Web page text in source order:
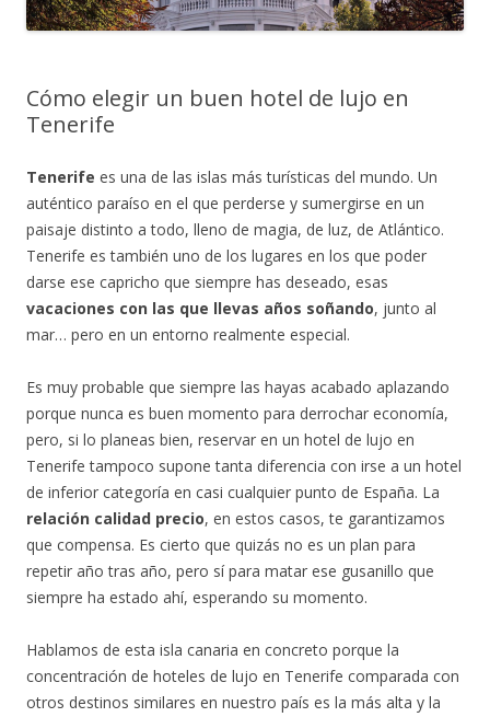
Cómo elegir un buen hotel de lujo en
Tenerife
Tenerife es una de las islas más turísticas del mundo. Un
auténtico paraíso en el que perderse y sumergirse en un
paisaje distinto a todo, lleno de magia, de luz, de Atlántico.
Tenerife es también uno de los lugares en los que poder
darse ese capricho que siempre has deseado, esas
vacaciones con las que llevas años soñando, junto al
mar… pero en un entorno realmente especial.
Es muy probable que siempre las hayas acabado aplazando
porque nunca es buen momento para derrochar economía,
pero, si lo planeas bien, reservar en un hotel de lujo en
Tenerife tampoco supone tanta diferencia con irse a un hotel
de inferior categoría en casi cualquier punto de España. La
relación calidad precio, en estos casos, te garantizamos
que compensa. Es cierto que quizás no es un plan para
repetir año tras año, pero sí para matar ese gusanillo que
siempre ha estado ahí, esperando su momento.
Hablamos de esta isla canaria en concreto porque la
concentración de hoteles de lujo en Tenerife comparada con
otros destinos similares en nuestro país es la más alta y la